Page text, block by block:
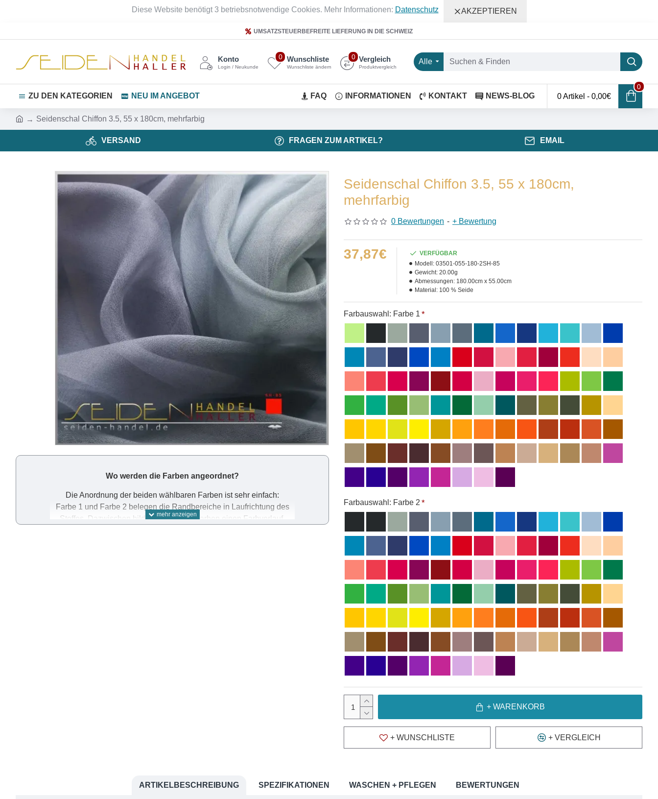
Diese Website benötigt 3 betriebsnotwendige Cookies. Mehr Informationen: Datenschutz AKZEPTIEREN
UMSATZSTEUERBEFREITE LIEFERUNG IN DIE SCHWEIZ
Alle
Konto
Login / Neukunde
Wunschliste
Wunschliste ändern
0 Vergleich
Produktvergleich
0
ZU DEN KATEGORIEN NEU IM ANGEBOT FAQ INFORMATIONEN KONTAKT NEWS-BLOG 0 Artikel - 0,00€
0
Seidenschal Chiffon 3.5, 55 x 180cm, mehrfarbig
VERSAND FRAGEN ZUM ARTIKEL? EMAIL
Wo werden die Farben angeordnet?
Die Anordnung der beiden wählbaren Farben ist sehr einfach:
Farbe 1 und Farbe 2 belegen die Randbereiche in Laufrichtung des
Stoffes. Dazwischen bilden die beiden Farben einen Farbverlauf.
Seidenschal Chiffon 3.5, 55 x 180cm,
mehrfarbig
0 Bewertungen - + Bewertung
37,87€
VERFÜGBAR
Modell: 03501-055-180-2SH-85
Gewicht: 20.00g
Abmessungen: 180.00cm x 55.00cm
Material: 100 % Seide
Farbauswahl: Farbe 1
Farbauswahl: Farbe 2
+ WARENKORB
+ WUNSCHLISTE + VERGLEICH
ARTIKELBESCHREIBUNG SPEZIFIKATIONEN WASCHEN + PFLEGEN BEWERTUNGEN